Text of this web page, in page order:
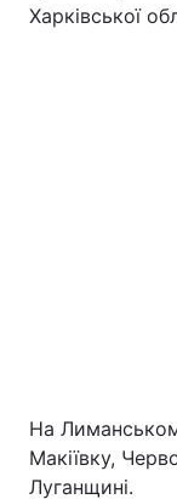
Харківської
На
Макіївку,
Луганщині.